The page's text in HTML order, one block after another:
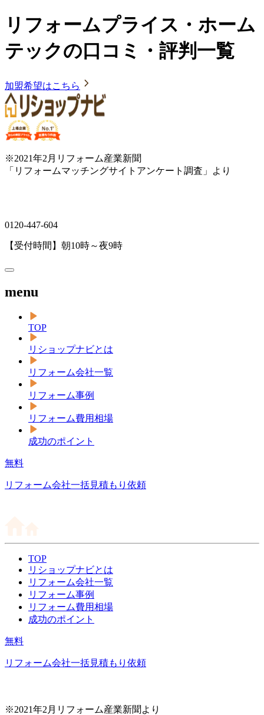
リフォームプライス・ホーム
テックの口コミ・評判一覧
加盟希望はこちら
※2021年2月リフォーム産業新聞
「リフォームマッチングサイトアンケート調査」より
0120-447-604
【受付時間】朝10時～夜9時
menu
TOP
リショップナビとは
リフォーム会社一覧
リフォーム事例
リフォーム費用相場
成功のポイント
無料
リフォーム会社一括見積もり依頼
TOP
リショップナビとは
リフォーム会社一覧
リフォーム事例
リフォーム費用相場
成功のポイント
無料
リフォーム会社一括見積もり依頼
※2021年2月リフォーム産業新聞より